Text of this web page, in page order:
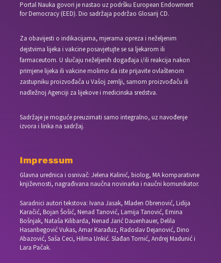
Portal Nauka govori je nastao uz podršku European Endowment
for Democracy (EED). Dio sadržaja podržao Glosarij CD.
Za obavijesti o indikacijama, mjerama opreza i neželjenim
dejstvima lijeka i vakcine posavjetujte se sa ljekarom ili
farmaceutom. U slučaju neželjenih događaja i/ili reakcija nakon
primjene lijeka ili vakcine molimo da iste prijavite ovlaštenom
zastupniku proizvođača u Vašoj zemlji, samom proizvođaču ili
nadležnoj Agenciji za lijekove i medicinska sredstva.
Sadržaje je moguće preuzimati samo integralno, uz navođenje
izvora i linka na sadržaj.
Impressum
Glavna urednica i osnivač: Jelena Kalinić, biolog, MA komparativne
književnosti, nagrađivana naučna novinarka i naučni komunikator.
Saradnici autori tekstova: Ivana Jasak, Mladen Obrenović, Lidija
Karačić, Bojan Šošić, Nenad Tanović, Lamija Tanović, Emina
Bošnjak, Nataša Kilibarda, Nenad Jarić Dauenhauer, Delila
Hasanbegović Vukas, Amar Karađuz, Radoslav Dejanović, Dino
Abazović, Saša Ceci, Hilma Unkić. Slađan Tomić, Andrej Madunić i
Lara Pačak.